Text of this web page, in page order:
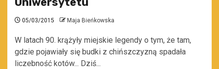
05/03/2015 Maja Bieńkowska
W latach 90. krążyły miejskie legendy o tym, że tam,
gdzie pojawiały się budki z chińszczyzną spadała
liczebność kotów... Dziś...